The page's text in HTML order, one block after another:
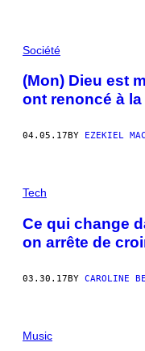
Société
(Mon) Dieu est
ont renoncé à
04.05.17 BY EZEKIEL
Tech
Ce qui change
on arrête de
03.30.17BY CAROLINE
Music